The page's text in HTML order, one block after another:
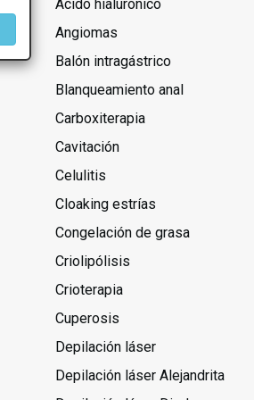
Ácido hialurónico
Angiomas
Balón intragástrico
Blanqueamiento anal
Carboxiterapia
Cavitación
Celulitis
Cloaking estrías
Congelación de grasa
Criolipólisis
Crioterapia
Cuperosis
Depilación láser
Depilación láser Alejandrita